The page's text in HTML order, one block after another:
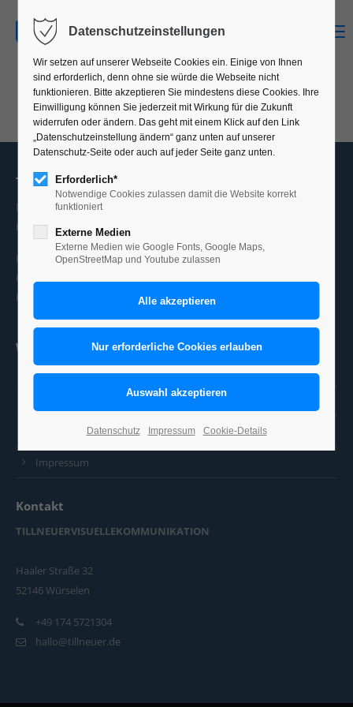
Telefon: +49 174 5721304
Design und Marketing für Ihr Unternehmen.
Beratung Planung und Umsetzung für alle Kommunikationsmedien.
Konzeption, Kampagnen, Markenauftritte, PrintDesign,
OnlineDesign, Produktion, Corporate Design, Logodesign,
Fotografie, Infografik, Illustration, Typografieanimation.
Weitere Informationen
AGB
Datenschutzeinstellung ändern
Impressum
Kontakt
TILLNEUERVISUELLEKOMMUNIKATION
Haaler Straße 32
52146 Würselen
+49 174 5721304
hallo@tillneuer.de
Datenschutzeinstellungen
Wir setzen auf unserer Webseite Cookies ein. Einige von Ihnen
sind erforderlich, denn ohne sie würde die Webseite nicht
funktionieren. Bitte akzeptieren Sie mindestens diese Cookies. Ihre
Einwilligung können Sie jederzeit mit Wirkung für die Zukunft
widerrufen oder ändern. Das geht mit einem Klick auf den Link
„Datenschutzeinstellung ändern“ ganz unten auf unserer
Datenschutz-Seite oder auch auf jeder Seite ganz unten.
Erforderlich*
Notwendige Cookies zulassen damit die Website korrekt
funktioniert
Externe Medien
Externe Medien wie Google Fonts, Google Maps,
OpenStreetMap und Youtube zulassen
Datenschutz Impressum Cookie-Details